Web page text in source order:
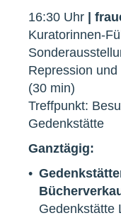
16:30 Uhr |
Kuratorinnen-
Repression
(30 min)
Treffpunkt:
Gedenkstätte
Ganztägig:
Gedenkstätte